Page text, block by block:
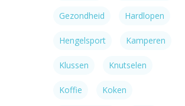
Gezondheid Hardlopen
Hengelsport Kamperen
Klussen Knutselen
Koffie Koken